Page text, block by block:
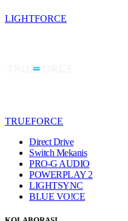
LIGHTFORCE
TRUEFORCE
Direct Drive
Switch Mekanis
PRO-G AUDIO
POWERPLAY 2
LIGHTSYNC
BLUE VO!CE